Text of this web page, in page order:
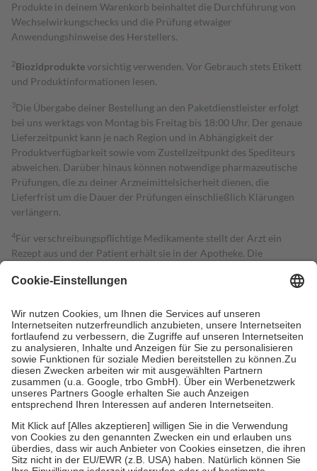
Produkte in deinem Warenkorb beinhaltet die Durchführung von
Wechselwirkungschecks und die Prüfung etwaiger
Anwendungshinweise des Herstellers.
2Biozidproduktevorsichtig verwenden. Vor Gebrauch stets Etikett
und Produktinformationen lesen.
3Die Übergabe deiner Bestellung an den Paketdienstleister erfolgt
bei uns werktags von Montag bis Freitag bis 18:00 Uhr. Der genaue
Lieferzeitpunkt kann je nach Region und in Abhängigkeit der
Produktverfügbarkeit sowie vom Zustellzeitpunkt des Spediteurs
abweichen. Darüber hinaus können notwendige pharmazeutische
Prüfungen, die zu deiner Arzneimittelsicherheit dienen, die
Lieferfrist um die Dauer der Prüfungen einschließlich Klärungen
verlängern.
4Für verschreibungspflichtige Medikamente stellt der Arzt ein
Rezept aus und der Patient erhält sie in der Apotheke. Die
Kosten dafür, der Versicherte trägt einen Teil davon als Zuzahlung
Grundsätzlich leisten Mitglieder Zuzahlungen in Höhe von zehn
Prozent des Abgabepreises,mindestensjedochfünf Euround
höchstens zehn Euro.Es sind jedoch nie mehr als die tatsächlichen
Kosten der Leistung zu entrichten.
Diese Regeln gelten grundsätzlich auch für Online-Apotheken.
Bei Heilmitteln und häuslicher Krankenpflege beträgt die
Zuzahlung zehn Prozent der Kosten sowie zehn Euro je
Um das Engagement der Versicherten für ihre eigene Gesundheit zu
stärken und die besondere Stellung der Familie zu unterstützen,
fallenkeine Zuzahlungen an bei: